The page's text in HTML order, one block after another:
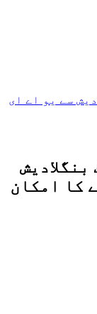
سے یو اے ای
بنگلادیش
کا امکان